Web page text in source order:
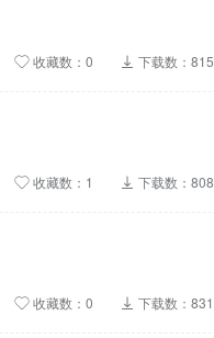
收藏数：0 下载数：815
收藏数：1 下载数：808
收藏数：0 下载数：831